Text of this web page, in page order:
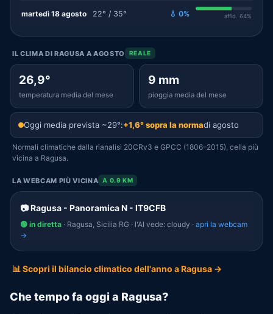
martedì 18 agosto 22° / 35° 💧 0% affid. 64%
IL CLIMA DI RAGUSA A AGOSTO REALE
26,9°
temperatura media del mese
9 mm
pioggia media del mese
Oggi media prevista ~29°:+1,6° sopra la normadi agosto
Normali climatiche dalla rianalisi 20CRv3 e GPCC (1806–2015), cella più
vicina a Ragusa.
LA WEBCAM PIÙ VICINA A 0.9 KM
📷 Ragusa - Panoramica N - IT9CFB
🟢 in diretta · Ragusa, Sicilia RG · l'AI vede: cloudy · apri la webcam
→
📊 Scopri il bilancio climatico dell'anno a Ragusa →
Che tempo fa oggi a Ragusa?